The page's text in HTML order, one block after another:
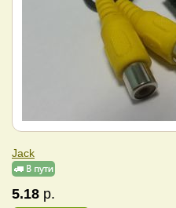
Jack
5.18 р.